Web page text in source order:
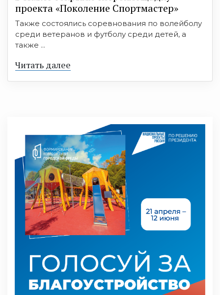
проекта «Поколение Спортмастер»
Также состоялись соревнования по волейболу
среди ветеранов и футболу среди детей, а
также ...
Читать далее